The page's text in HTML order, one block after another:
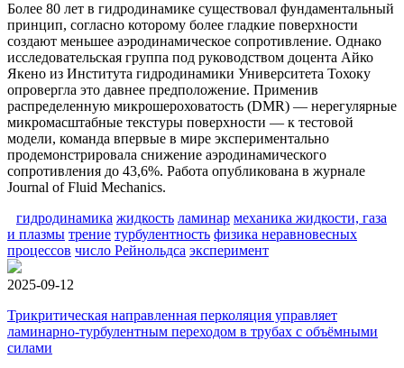
Более 80 лет в гидродинамике существовал фундаментальный
принцип, согласно которому более гладкие поверхности
создают меньшее аэродинамическое сопротивление. Однако
исследовательская группа под руководством доцента Айко
Якено из Института гидродинамики Университета Тохоку
опровергла это давнее предположение. Применив
распределенную микрошероховатость (DMR) — нерегулярные
микромасштабные текстуры поверхности — к тестовой
модели, команда впервые в мире экспериментально
продемонстрировала снижение аэродинамического
сопротивления до 43,6%. Работа опубликована в журнале
Journal of Fluid Mechanics.
гидродинамика жидкость ламинар механика жидкости, газа
и плазмы трение турбулентность физика неравновесных
процессов число Рейнольдса эксперимент
2025-09-12
Трикритическая направленная перколяция управляет
ламинарно-турбулентным переходом в трубах с объёмными
силами